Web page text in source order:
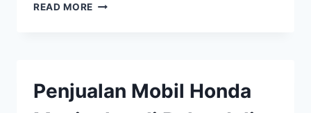
READ MORE
Penjualan Mobil Honda